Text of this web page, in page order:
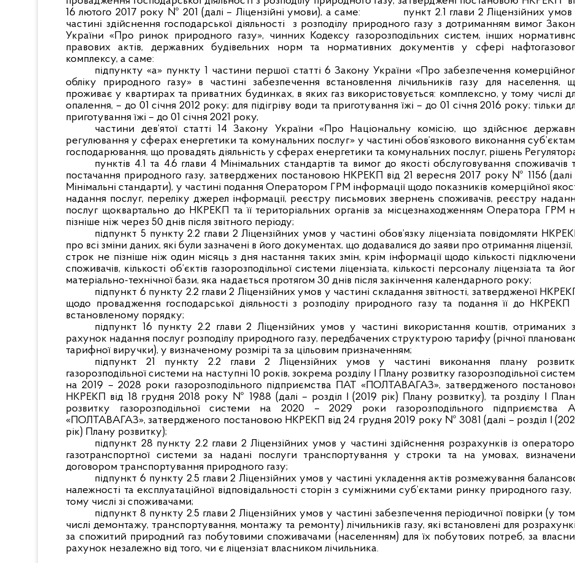
16 лютого 2017 року № 201 (далі – Ліцензійні умови), а саме: пункт 2.1 глави 2 Ліцензійних умов
частині здійснення господарської діяльності з розподілу природного газу з дотриманням вимог
України «Про ринок природного газу», чинних Кодексу газорозподільних систем, інших
правових актів, державних будівельних норм та нормативних документів у сфері
комплексу, а саме:
підпункту «а» пункту 1 частини першої статті 6 Закону України «Про забезпечення
обліку природного газу» в частині забезпечення встановлення лічильників газу для населення,
проживає у квартирах та приватних будинках, в яких газ використовується: комплексно, у тому числі
опалення, – до 01 січня 2012 року; для підігріву води та приготування їжі – до 01 січня 2016 року; тільки
приготування їжі – до 01 січня 2021 року,
частини дев’ятої статті 14 Закону України «Про Національну комісію, що здійснює
регулювання у сферах енергетики та комунальних послуг» у частині обов’язкового виконання
господарювання, що провадять діяльність у сферах енергетики та комунальних послуг, рішень
пунктів 4.1 та 4.6 глави 4 Мінімальних стандартів та вимог до якості обслуговування споживачів
постачання природного газу, затверджених постановою НКРЕКП від 21 вересня 2017 року № 1156 (далі
Мінімальні стандарти), у частині подання Оператором ГРМ інформації щодо показників комерційної
надання послуг, переліку джерел інформації, реєстру письмових звернень споживачів, реєстру
послуг щоквартально до НКРЕКП та її територіальних органів за місцезнаходженням Оператора ГРМ
пізніше ніж через 50 днів після звітного періоду;
підпункт 5 пункту 2.2 глави 2 Ліцензійних умов у частині обов’язку ліцензіата повідомляти
про всі зміни даних, які були зазначені в його документах, що додавалися до заяви про отримання ліцензії,
строк не пізніше ніж один місяць з дня настання таких змін, крім інформації щодо кількості
споживачів, кількості об’єктів газорозподільної системи ліцензіата, кількості персоналу ліцензіата та
матеріально-технічної бази, яка надається протягом 30 днів після закінчення календарного року;
підпункт 6 пункту 2.2 глави 2 Ліцензійних умов у частині складання звітності, затвердженої
щодо провадження господарської діяльності з розподілу природного газу та подання її до НКРЕКП
встановленому порядку;
підпункт 16 пункту 2.2 глави 2 Ліцензійних умов у частині використання коштів, отриманих
рахунок надання послуг розподілу природного газу, передбачених структурою тарифу (річної
тарифної виручки), у визначеному розмірі та за цільовим призначенням;
підпункт 21 пункту 2.2 глави 2 Ліцензійних умов у частині виконання плану
газорозподільної системи на наступні 10 років, зокрема розділу І Плану розвитку газорозподільної
на 2019 – 2028 роки газорозподільного підприємства ПАТ «ПОЛТАВАГАЗ», затвердженого
НКРЕКП від 18 грудня 2018 року № 1988 (далі – розділ I (2019 рік) Плану розвитку), та розділу І
розвитку газорозподільної системи на 2020 – 2029 роки газорозподільного підприємства
«ПОЛТАВАГАЗ», затвердженого постановою НКРЕКП від 24 грудня 2019 року № 3081 (далі – розділ I
рік) Плану розвитку);
підпункт 28 пункту 2.2 глави 2 Ліцензійних умов у частині здійснення розрахунків із
газотранспортної системи за надані послуги транспортування у строки та на умовах,
договором транспортування природного газу;
підпункт 6 пункту 2.5 глави 2 Ліцензійних умов у частині укладення актів розмежування
належності та експлуатаційної відповідальності сторін з суміжними суб’єктами ринку природного газу,
тому числі зі споживачами;
підпункт 8 пункту 2.5 глави 2 Ліцензійних умов у частині забезпечення періодичної повірки (у
числі демонтажу, транспортування, монтажу та ремонту) лічильників газу, які встановлені для
за спожитий природний газ побутовими споживачами (населенням) для їх побутових потреб, за
рахунок незалежно від того, чи є ліцензіат власником лічильника.